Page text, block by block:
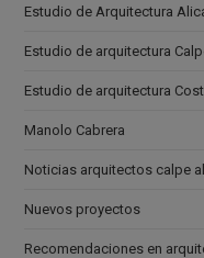
Estudio de Arquitectura
Estudio de arquitectura
Estudio de arquitectura
Manolo Cabrera
Noticias arquitectos calpe
Nuevos proyectos
Recomendaciones en